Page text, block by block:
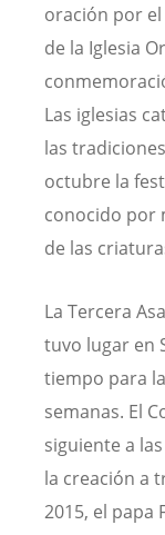
oración por el
de la Iglesia
Las iglesias
las
octubre la
conocido por
de las
La Tercera
tuvo lugar en
tiempo para
semanas. El
siguiente a
la creación a
2015, el papa